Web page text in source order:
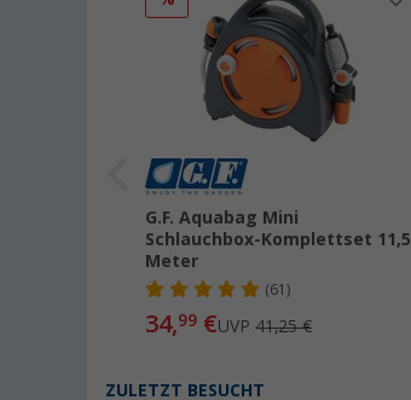
G.F. Aquabag Mini
Schlauchbox-Komplettset 11,5
Meter
(61)
34,99 €UVP41,25 €
ZULETZT BESUCHT